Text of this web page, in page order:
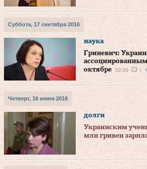
Суббота, 17 сентября 2016
наука
Гриневич:
октябре
10:20 1
Четверг, 16 июня 2016
долги
Украинским
млн гривен